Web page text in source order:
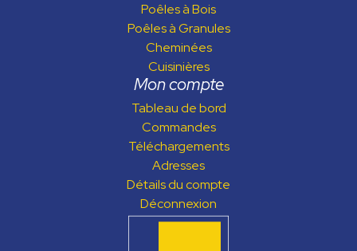
Poêles à Bois
Poêles à Granules
Cheminées
Cuisinières
Mon compte
Tableau de bord
Commandes
Téléchargements
Adresses
Détails du compte
Déconnexion